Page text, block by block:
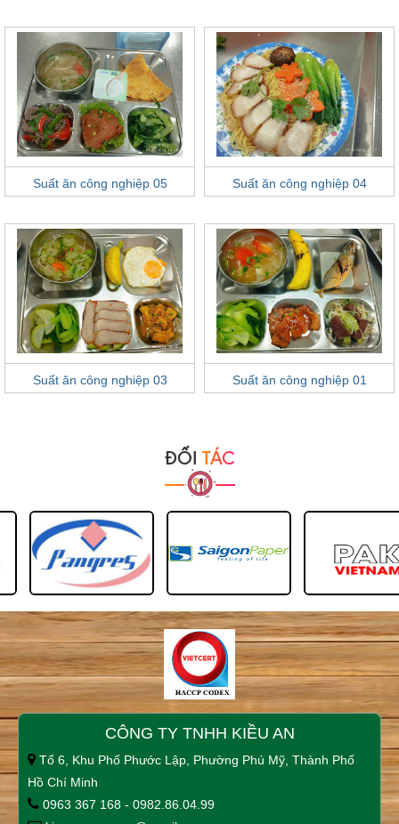
Suất ăn công nghiệp 05 Suất ăn công nghiệp 04
Suất ăn công nghiệp 03 Suất ăn công nghiệp 01
ĐỐI TÁC
CÔNG TY TNHH KIỀU AN
Tổ 6, Khu Phố Phước Lập, Phường Phú Mỹ, Thành Phố
Hồ Chí Minh
0963 367 168 - 0982.86.04.99